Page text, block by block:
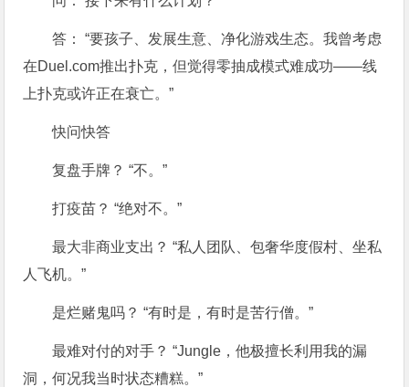
答： “要孩子、发展生意、净化游戏生态。我曾考虑
在Duel.com推出扑克，但觉得零抽成模式难成功——线
上扑克或许正在衰亡。”
快问快答
复盘手牌？ “不。”
打疫苗？ “绝对不。”
最大非商业支出？ “私人团队、包奢华度假村、坐私
人飞机。”
是烂赌鬼吗？ “有时是，有时是苦行僧。”
最难对付的对手？ “Jungle，他极擅长利用我的漏
洞，何况我当时状态糟糕。”